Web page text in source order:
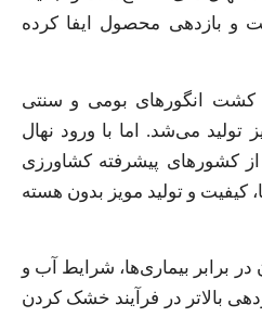
و بازدهی محصول ایفا کرده
کشت انگورهای بومی و سنتی
تولید می‌شد. اما با ورود نهال
کشورهای پیشرفته کشاورزی
کیفیت و تولید مویز بدون هسته
در برابر بیماری‌ها، شرایط آب و
بالاتر در فرآیند خشک کردن